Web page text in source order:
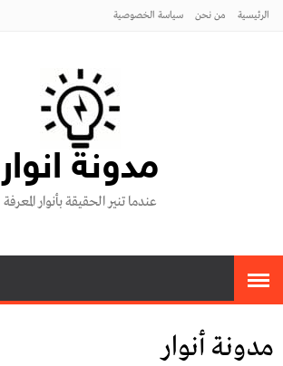
الرئيسية من نحن سياسة الخصوصية
مدونة انوار
عندما تنير الحقيقة بأنوار المعرفة
مدونة أنوار